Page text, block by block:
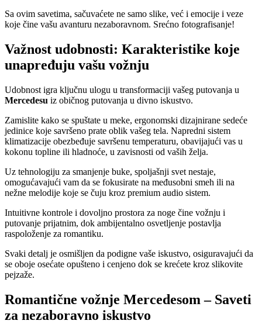
Sa ovim savetima, sačuvaćete ne samo slike, već i emocije i veze
koje čine vašu avanturu nezaboravnom. Srećno fotografisanje!
Važnost udobnosti: Karakteristike koje
unapređuju vašu vožnju
Udobnost igra ključnu ulogu u transformaciji vašeg putovanja u
Mercedesu iz običnog putovanja u divno iskustvo.
Zamislite kako se spuštate u meke, ergonomski dizajnirane sedeće
jedinice koje savršeno prate oblik vašeg tela. Napredni sistem
klimatizacije obezbeđuje savršenu temperaturu, obavijajući vas u
kokonu topline ili hladnoće, u zavisnosti od vaših želja.
Uz tehnologiju za smanjenje buke, spoljašnji svet nestaje,
omogućavajući vam da se fokusirate na međusobni smeh ili na
nežne melodije koje se čuju kroz premium audio sistem.
Intuitivne kontrole i dovoljno prostora za noge čine vožnju i
putovanje prijatnim, dok ambijentalno osvetljenje postavlja
raspoloženje za romantiku.
Svaki detalj je osmišljen da podigne vaše iskustvo, osiguravajući da
se oboje osećate opušteno i cenjeno dok se krećete kroz slikovite
pejzaže.
Romantične vožnje Mercedesom – Saveti
za nezaboravno iskustvo